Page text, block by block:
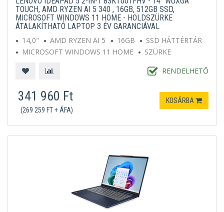
TOUCH, AMD RYZEN AI 5 340 , 16GB, 512GB SSD,
MICROSOFT WINDOWS 11 HOME - HOLDSZÜRKE
ÁTALAKÍTHATÓ LAPTOP 3 ÉV GARANCIÁVAL
14,0"
AMD RYZEN AI 5 16GB
SSD HÁTTÉRTÁR
MICROSOFT WINDOWS 11 HOME
SZÜRKE
RENDELHETŐ
341 960 Ft
(269 259 FT + ÁFA)
KOSÁRBA